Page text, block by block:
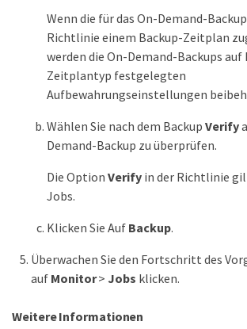
Wenn die für das On-Demand-
Richtlinie einem Backup-Zeitplan
werden die On-Demand-Backups auf
Zeitplantyp festgelegten
Aufbewahrungseinstellungen
Wählen Sie nach dem Backup Verify
Demand-Backup zu überprüfen.
Die Option Verifyin der Richtlinie
Jobs.
Klicken Sie Auf Backup.
Überwachen Sie den Fortschritt des
auf Monitor> Jobs klicken.
Weitere Informationen